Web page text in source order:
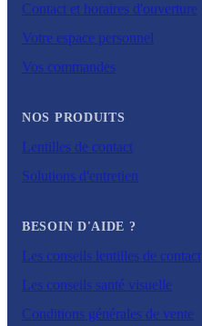
Contact et horaires d'ouverture
Votre espace personnel
Vos commandes
NOS PRODUITS
Lentilles de contact
Solutions d'entretien
BESOIN D'AIDE ?
Les conseils lentilles de contact
Les conseils santé visuelle
Conditions générales de vente